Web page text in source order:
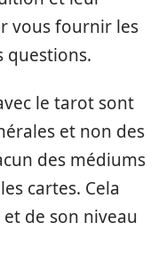
vous fournir les
questions.
le tarot sont
et non des
des médiums
cartes. Cela
de son niveau